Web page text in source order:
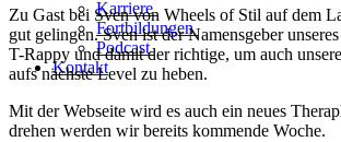
Karriere
Fortbildungen
Podcast
Kontakt
Zu Gast bei Sven von Wheels of Stil auf dem
gut gelingen. Sven ist der Namensgeber
T-Rappy und damit der richtige, um auch
aufs nächste Level zu heben.
Mit der Webseite wird es auch ein neues
drehen werden wir bereits kommende Woche.